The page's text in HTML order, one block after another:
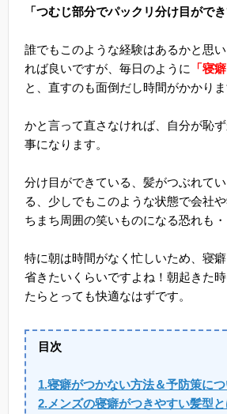
「つむじ部分でパックリ分け目がで
誰でもこのような経験はあるかと思
れば良いですが、毎日のように
「寝癖
と、直すのも面倒だし時間がかかりま
かと言って直さなければ、自分が恥
事になります。
分け目ができている、髪がつぶれて
る、少しでもこのような状態で会社
ちまち周囲の笑いものになる恐れも・
特に朝は時間がなく忙しいため、寝
省きたいくらいですよね！朝起きた
たらとっても快適なはずです。
目次
1.寝癖がつかない方法＆予防策に
2.メンズの寝癖がつきやすい髪型と